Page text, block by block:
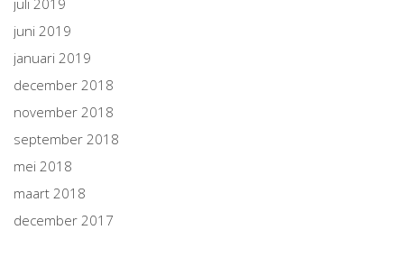
juni 2019
januari 2019
december 2018
november 2018
september 2018
mei 2018
maart 2018
december 2017